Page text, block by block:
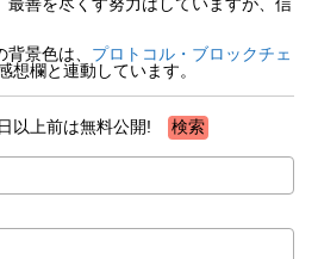
景色は、 プロトコル・ブロックチェ
想欄と連動しています。
以上前は無料公開!